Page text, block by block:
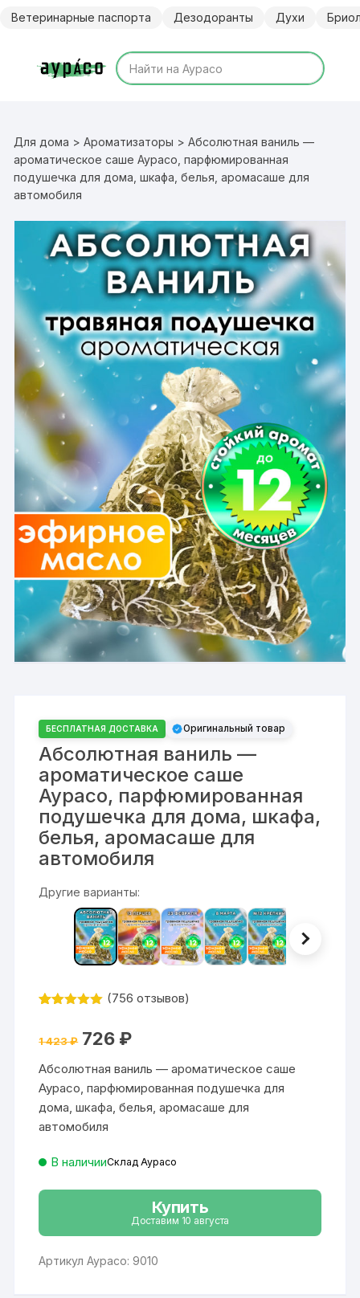
Ветеринарные паспорта Дезодоранты Духи
Для дома >Ароматизаторы > Абсолютная ваниль —
ароматическое саше Аурасо, парфюмированная
подушечка для дома, шкафа, белья, аромасаше для
автомобиля
БЕСПЛАТНАЯ ДОСТАВКА Оригинальный товар
Абсолютная ваниль —
ароматическое саше
Аурасо, парфюмированная
подушечка для дома, шкафа,
белья, аромасаше для
автомобиля
Другие варианты:
на основе
пользовател
ей
(756 отзывов)
1 423₽ Первоначальная
цена
1
423 ₽.
726 ₽Текущая
Абсолютная ваниль — ароматическое саше
Аурасо, парфюмированная подушечка для
дома, шкафа, белья, аромасаше для
автомобиля
В наличииСклад Аурасо
Купить
Доставим 10 августа
Артикул Аурасо: 9010